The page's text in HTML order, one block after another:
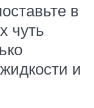
в
чуть
и